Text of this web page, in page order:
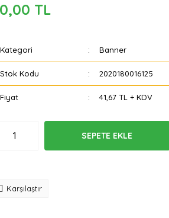
TL
Kategori Banner
Stok Kodu 2020180016125
Fiyat 41,67 TL + KDV
SEPETE EKLE
Karşılaştır